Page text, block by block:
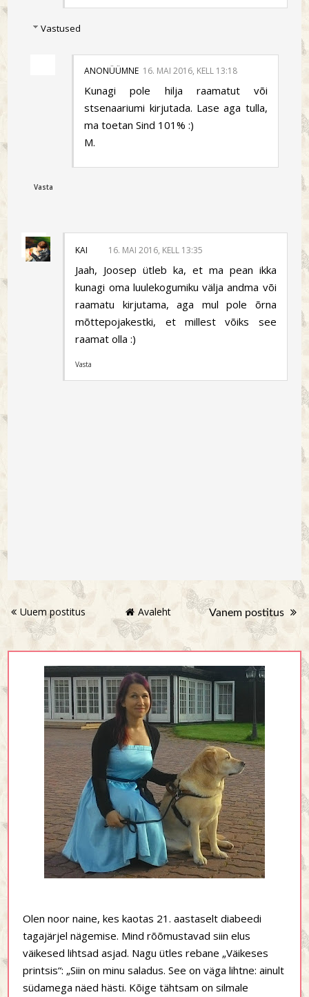
Vastused
ANONÜÜMNE 16. MAI 2016, KELL 13:18
Kunagi pole hilja raamatut või
stsenaariumi kirjutada. Lase aga tulla,
ma toetan Sind 101% :)
M.
Vasta
KAI 16. MAI 2016, KELL 13:35
Jaah, Joosep ütleb ka, et ma pean ikka
kunagi oma luulekogumiku välja andma või
raamatu kirjutama, aga mul pole õrna
mõttepojakestki, et millest võiks see
raamat olla :)
Vasta
Uuem postitus Vanem postitus
Avaleht
Olen noor naine, kes kaotas 21. aastaselt diabeedi
tagajärjel nägemise. Mind rõõmustavad siin elus
väikesed lihtsad asjad. Nagu ütles rebane „Väikeses
printsis“: „Siin on minu saladus. See on väga lihtne: ainult
südamega näed hästi. Kõige tähtsam on silmale